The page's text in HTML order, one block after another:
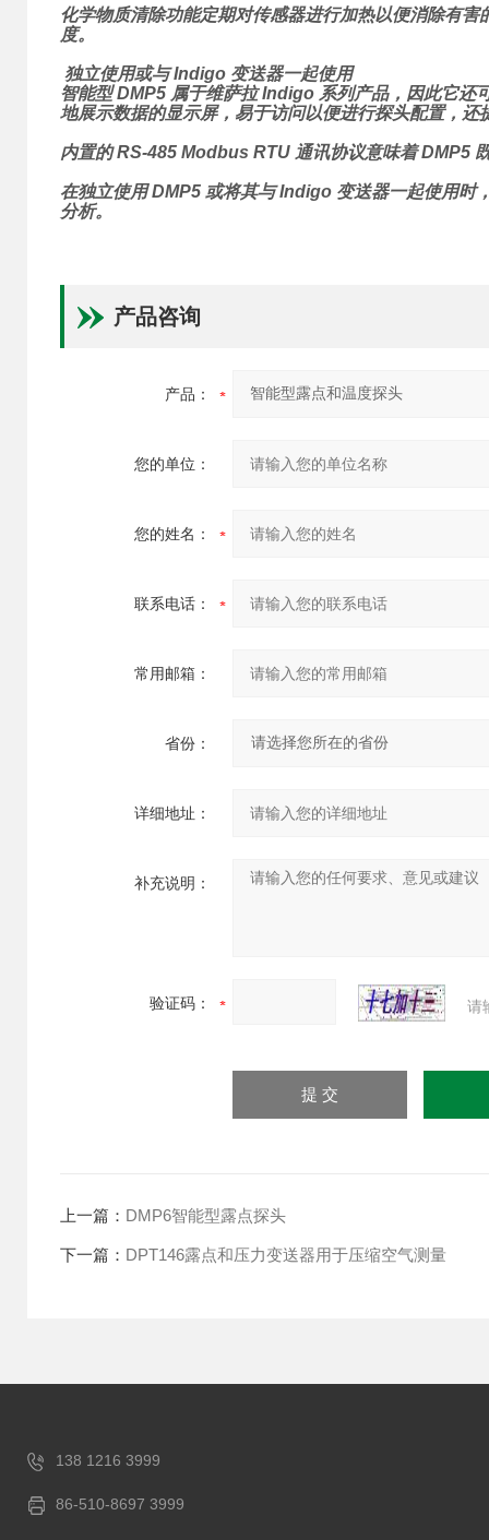
化学物质清除功能定期对传感器进行加热以便消除有
度。
独立使用或与 Indigo 变送器一起使用
智能型 DMP5 属于维萨拉 Indigo 系列产品，因此它
地展示数据的显示屏，易于访问以便进行探头配置，
内置的 RS-485 Modbus RTU 通讯协议意味着 DMP5
在独立使用 DMP5 或将其与 Indigo 变送器一起使用
分析。
产品咨询
产品：
您的单位：
您的姓名：
联系电话：
常用邮箱：
省份：
详细地址：
补充说明：
验证码： 请
上一篇： DMP6智能型露点探头
下一篇： DPT146露点和压力变送器用于压缩空气测量
138 1216 3999
86-510-8697 3999